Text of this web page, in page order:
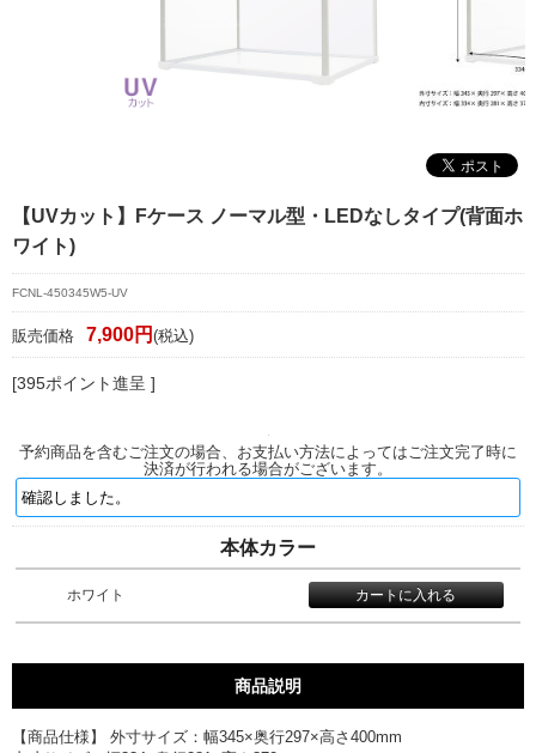
定商取引法に基づく表記
【UVカット】Fケース ノーマル型・LEDなしタイプ(背面ホ
ワイト)
FCNL-450345W5-UV
販売価格 7,900円 (税込)
[395ポイント進呈 ]
予約商品を含むご注文の場合、お支払い方法によってはご注文完了時に
決済が行われる場合がございます。
本体カラー
ホワイト
商品説明
【商品仕様】 外寸サイズ：幅345×奥行297×高さ400mm